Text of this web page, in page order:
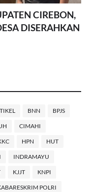
CIREBON,
DISERAHKAN
BNN BPJS
CIMAHI
HPN HUT
INDRAMAYU
KJJT KNPI
POLRI